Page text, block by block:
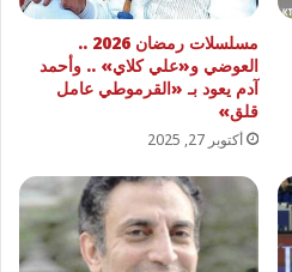
مسلسلات رمضان 2026 ..
العوضي و«علي كلاي» .. وأحمد
آدم يعود بـ «القرموطي عامل
قلق»
أكتوبر 27, 2025